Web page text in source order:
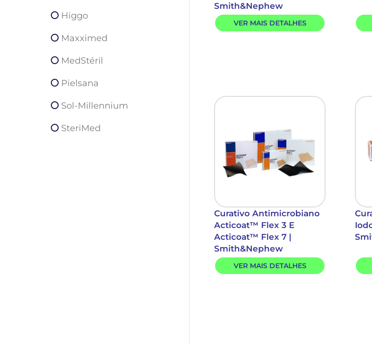
Higgo
Maxximed
MedStéril
Pielsana
Sol-Millennium
SteriMed
Smith&Nephew
VER MAIS DETALHES
Curativo Antimicrobiano
Acticoat™ Flex 3 E
Acticoat™ Flex 7 |
Smith&Nephew
VER MAIS DETALHES